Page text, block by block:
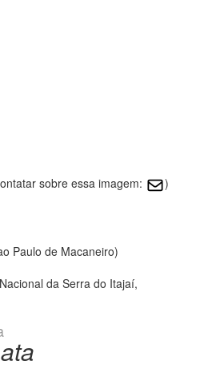
sobre essa imagem:
)
Paulo de Macaneiro)
da Serra do Itajaí,